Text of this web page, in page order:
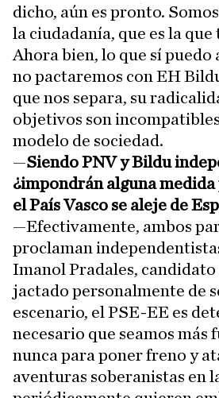
dicho, aún es pronto.
la ciudadanía, que es la
Ahora bien, lo que sí puedo
no pactaremos con EH
que nos separa, su
objetivos son
modelo de sociedad.
—Siendo PNV y Bildu
¿impondrán alguna
el País Vasco se aleje de
—Efectivamente, ambos
proclaman
Imanol Pradales, candidato
jactado personalmente de
escenario, el PSE-EE es
necesario que seamos más
nunca para poner freno y
aventuras soberanistas en